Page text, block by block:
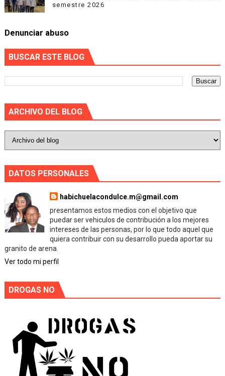
semestre 2026
Denunciar abuso
BUSCAR ESTE BLOG
ARCHIVO DEL BLOG
DATOS PERSONALES
habichuelacondulce.m@gmail.com
presentamos estos medios con el objetivo que
puedar ser vehiculos de contribución a los mejores
intereses de las personas, por lo que todo aquel que
quiera contribuir con su desarrollo pueda aportar su
granito de arena.
Ver todo mi perfil
DROGAS NO